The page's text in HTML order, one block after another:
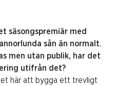
säsongspremiär med
sån än normalt.
men utan publik, har det
utifrån det?
här att bygga ett trevligt